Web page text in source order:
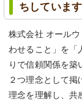
ちしています
株式会社 オール
わせること」を「
りで信頼関係を
２つ理念として
理念を理解し、共